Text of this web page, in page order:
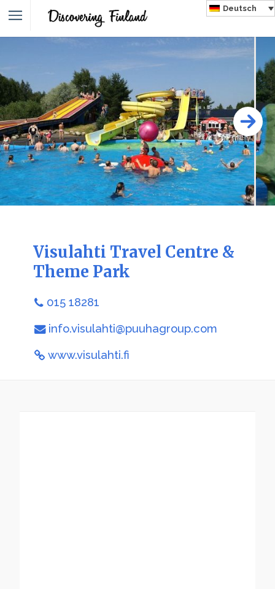
Deutsch
Visulahti Travel Centre &
Theme Park
015 18281
info.visulahti@puuhagroup.com
www.visulahti.fi